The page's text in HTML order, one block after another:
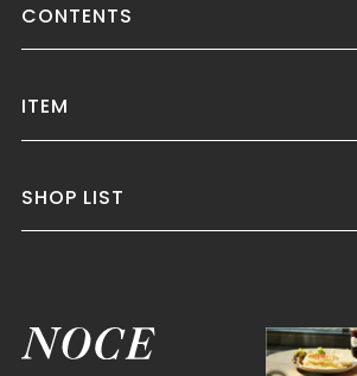
CONTENTS
ITEM
SHOP LIST